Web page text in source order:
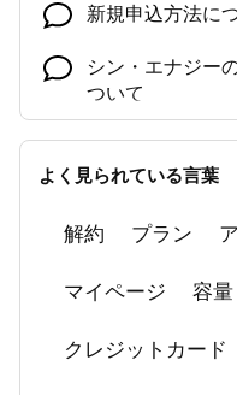
新規申込方法に
シン・エナジー
ついて
いつもより電気
電源調達調整費
契約プランを変
ご契約者情報の
よく見られている言葉
解約 プラン
マイページ 容量
クレジットカード